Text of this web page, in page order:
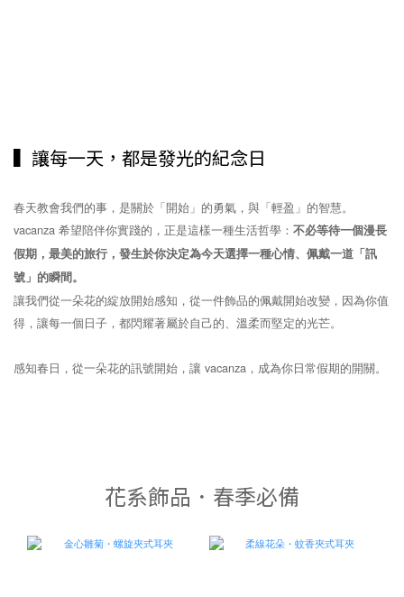
▍讓每一天，都是發光的紀念日
春天教會我們的事，是關於「開始」的勇氣，與「輕盈」的智慧。
vacanza 希望陪伴你實踐的，正是這樣一種生活哲學： 不必等待一個漫長
假期，最美的旅行，發生於你決定為今天選擇一種心情、佩戴一道「訊
號」的瞬間。
讓我們從一朵花的綻放開始感知，從一件飾品的佩戴開始改變，因為你值
得，讓每一個日子，都閃耀著屬於自己的、溫柔而堅定的光芒。
感知春日，從一朵花的訊號開始，讓 vacanza，成為你日常假期的開關。
花系飾品．春季必備